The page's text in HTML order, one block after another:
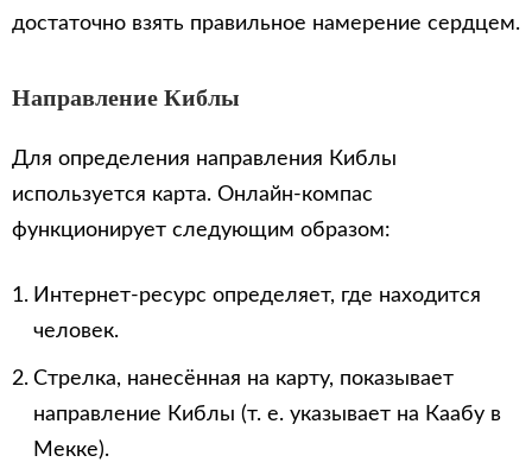
достаточно взять правильное намерение сердцем.
Направление Киблы
Для определения направления Киблы
используется карта. Онлайн-компас
функционирует следующим образом:
Интернет-ресурс определяет, где находится
человек.
Стрелка, нанесённая на карту, показывает
направление Киблы (т. е. указывает на Каабу в
Мекке).